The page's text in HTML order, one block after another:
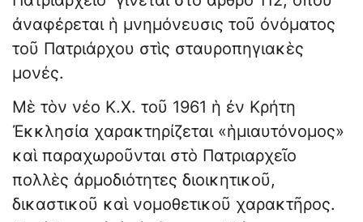
ἀναφέρεται ἡ μνημόνευσις τοῦ ὀνόματος
τοῦ Πατριάρχου στὶς σταυροπηγιακὲς
μονές.
Μὲ τὸν νέο Κ.Χ. τοῦ 1961 ἡ ἐν Κρήτη
Ἐκκλησία χαρακτηρίζεται «ἡμιαυτόνομος»
καὶ παραχωροῦνται στὸ Πατριαρχεῖο
πολλὲς ἀρμοδιότητες διοικητικοῦ,
δικαστικοῦ καὶ νομοθετικοῦ χαρακτῆρος.